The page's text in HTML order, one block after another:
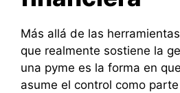
Más allá de las
que realmente sostiene la
una pyme es la forma en
asume el control como